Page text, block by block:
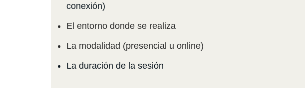
conexión)
El entorno donde se realiza
La modalidad (presencial u online)
La duración de la sesión